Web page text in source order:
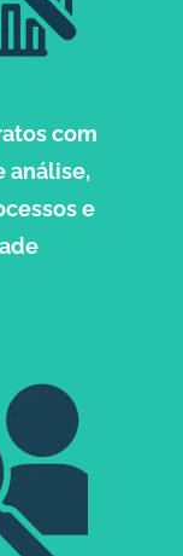
com
análise,
e